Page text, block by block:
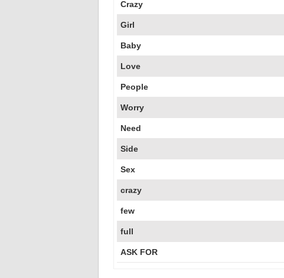
Crazy
Girl
Baby
Love
People
Worry
Need
Side
Sex
crazy
few
full
ASK FOR